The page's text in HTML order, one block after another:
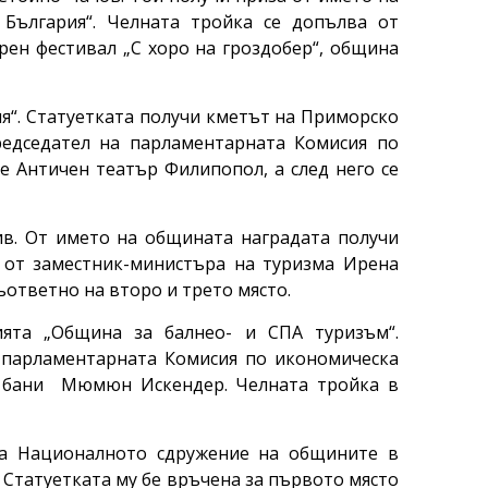
Челната тройка се допълва от
фестивал „С хоро на гроздобер“, община
Статуетката получи кметът на Приморско
на парламентарната Комисия по
Античен театър Филипопол, а след него се
От името на общината наградата получи
заместник-министъра на туризма Ирена
на второ и трето място.
„Община за балнео- и СПА туризъм“.
Комисия по икономическа
Мюмюн Искендер. Челната тройка в
Националното сдружение на общините в
му бе връчена за първото място